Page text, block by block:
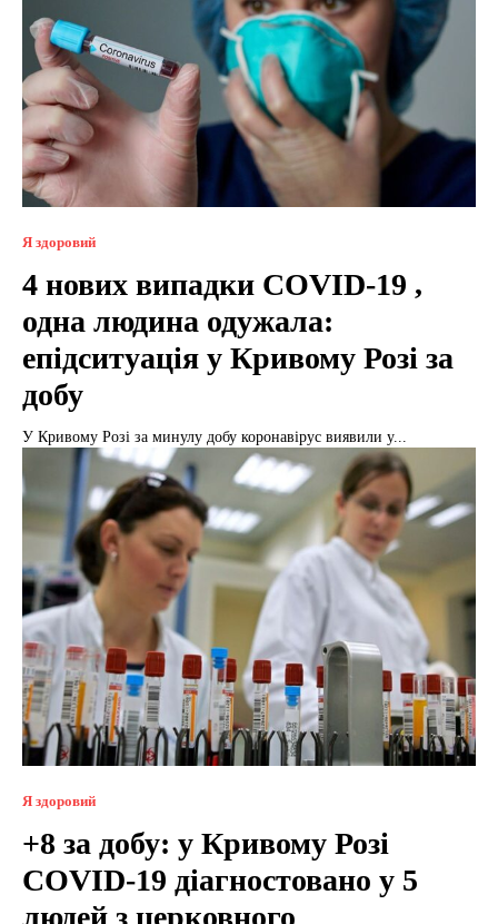
Я здоровий
4 нових випадки COVID-19 ,
одна людина одужала:
епідситуація у Кривому Розі за
добу
У Кривому Розі за минулу добу коронавірус виявили у...
Я здоровий
+8 за добу: у Кривому Розі
COVID-19 діагностовано у 5
людей з церковного